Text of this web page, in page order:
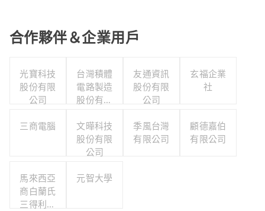
合作夥伴＆企業用戶
光寶科技
股份有限
公司
台灣積體
電路製造
股份有限
友通資訊
股份有限
公司
玄福企業
社
三商電腦
文曄科技
股份有限
公司
季風台灣
有限公司
顧德嘉伯
有限公司
馬來西亞
商白蘭氏
三得利股
元智大學